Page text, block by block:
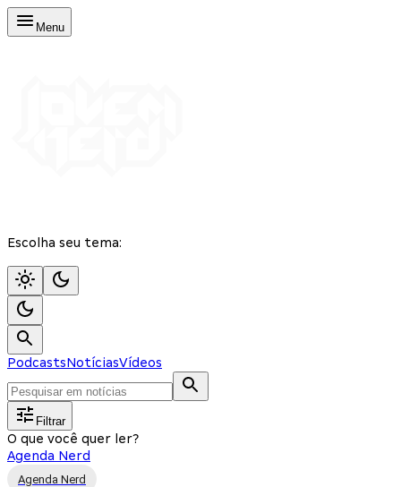
Menu
Escolha seu tema:
PodcastsNotíciasVídeos
Filtrar
O que você quer ler?
Agenda Nerd
Agenda Nerd